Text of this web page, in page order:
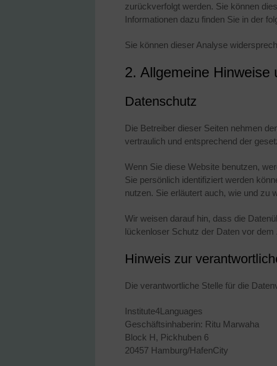
zurückverfolgt werden. Sie können
Informationen dazu finden Sie in der
Sie können dieser Analyse
2. Allgemeine Hinweise
Datenschutz
Die Betreiber dieser Seiten nehmen
vertraulich und entsprechend der
Wenn Sie diese Website benutzen,
Sie persönlich identifiziert werden
nutzen. Sie erläutert auch, wie und zu
Wir weisen darauf hin, dass die
lückenloser Schutz der Daten vor
Hinweis zur
Die verantwortliche Stelle für die
Institute4Languages
Geschäftsinhaberin: Ritu Marwaha
Block H, Pickhuben 6
20457 Hamburg/HafenCity